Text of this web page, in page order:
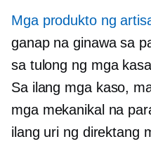
Mga produkto ng
ganap na ginawa sa
sa tulong ng mga
Sa ilang mga kaso,
mga mekanikal na
ilang uri ng direktang